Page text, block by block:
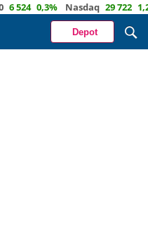
6 524 0,3% Nasdaq 29 722
Depot